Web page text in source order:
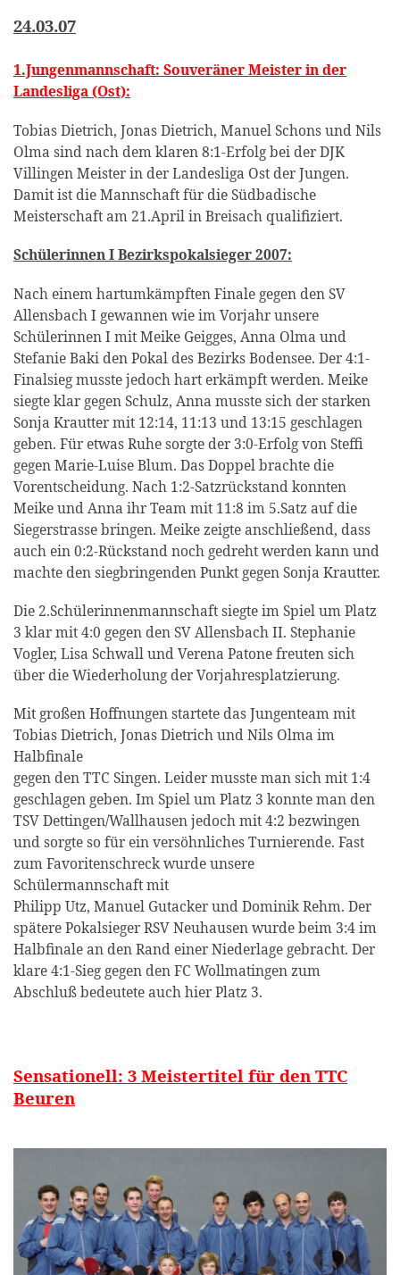
24.03.07
1.Jungenmannschaft: Souveräner Meister in der
Landesliga (Ost):
Tobias Dietrich, Jonas Dietrich, Manuel Schons und Nils
Olma sind nach dem klaren 8:1-Erfolg bei der DJK
Villingen Meister in der Landesliga Ost der Jungen.
Damit ist die Mannschaft für die Südbadische
Meisterschaft am 21.April in Breisach qualifiziert.
Schülerinnen I Bezirkspokalsieger 2007:
Nach einem hartumkämpften Finale gegen den SV
Allensbach I gewannen wie im Vorjahr unsere
Schülerinnen I mit Meike Geigges, Anna Olma und
Stefanie Baki den Pokal des Bezirks Bodensee. Der 4:1-
Finalsieg musste jedoch hart erkämpft werden. Meike
siegte klar gegen Schulz, Anna musste sich der starken
Sonja Krautter mit 12:14, 11:13 und 13:15 geschlagen
geben. Für etwas Ruhe sorgte der 3:0-Erfolg von Steffi
gegen Marie-Luise Blum. Das Doppel brachte die
Vorentscheidung. Nach 1:2-Satzrückstand konnten
Meike und Anna ihr Team mit 11:8 im 5.Satz auf die
Siegerstrasse bringen. Meike zeigte anschließend, dass
auch ein 0:2-Rückstand noch gedreht werden kann und
machte den siegbringenden Punkt gegen Sonja Krautter.
Die 2.Schülerinnenmannschaft siegte im Spiel um Platz
3 klar mit 4:0 gegen den SV Allensbach II. Stephanie
Vogler, Lisa Schwall und Verena Patone freuten sich
über die Wiederholung der Vorjahresplatzierung.
Mit großen Hoffnungen startete das Jungenteam mit
Tobias Dietrich, Jonas Dietrich und Nils Olma im
Halbfinale
gegen den TTC Singen. Leider musste man sich mit 1:4
geschlagen geben. Im Spiel um Platz 3 konnte man den
TSV Dettingen/Wallhausen jedoch mit 4:2 bezwingen
und sorgte so für ein versöhnliches Turnierende. Fast
zum Favoritenschreck wurde unsere
Schülermannschaft mit
Philipp Utz, Manuel Gutacker und Dominik Rehm. Der
spätere Pokalsieger RSV Neuhausen wurde beim 3:4 im
Halbfinale an den Rand einer Niederlage gebracht. Der
klare 4:1-Sieg gegen den FC Wollmatingen zum
Abschluß bedeutete auch hier Platz 3.
Sensationell: 3 Meistertitel für den TTC
Beuren